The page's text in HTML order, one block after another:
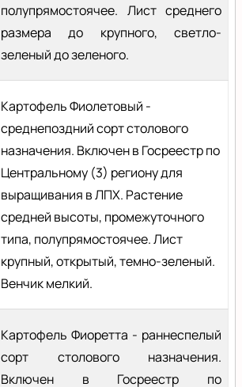
полупрямостоячее. Лист среднего
размера до крупного, светло-
зеленый до зеленого.
Картофель Фиолетовый -
среднепоздний сорт столового
назначения. Включен в Госреестр по
Центральному (3) региону для
выращивания в ЛПХ. Растение
средней высоты, промежуточного
типа, полупрямостоячее. Лист
крупный, открытый, темно-зеленый.
Венчик мелкий.
Картофель Фиоретта - раннеспелый
сорт столового назначения.
Включен в Госреестр по